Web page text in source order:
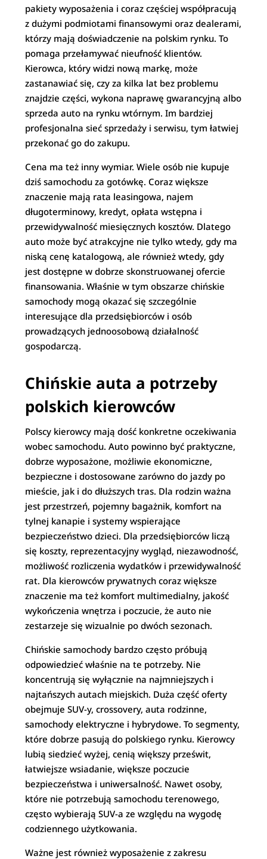
pakiety wyposażenia i coraz częściej współpracują
z dużymi podmiotami finansowymi oraz dealerami,
którzy mają doświadczenie na polskim rynku. To
pomaga przełamywać nieufność klientów.
Kierowca, który widzi nową markę, może
zastanawiać się, czy za kilka lat bez problemu
znajdzie części, wykona naprawę gwarancyjną albo
sprzeda auto na rynku wtórnym. Im bardziej
profesjonalna sieć sprzedaży i serwisu, tym łatwiej
przekonać go do zakupu.
Cena ma też inny wymiar. Wiele osób nie kupuje
dziś samochodu za gotówkę. Coraz większe
znaczenie mają rata leasingowa, najem
długoterminowy, kredyt, opłata wstępna i
przewidywalność miesięcznych kosztów. Dlatego
auto może być atrakcyjne nie tylko wtedy, gdy ma
niską cenę katalogową, ale również wtedy, gdy
jest dostępne w dobrze skonstruowanej ofercie
finansowania. Właśnie w tym obszarze chińskie
samochody mogą okazać się szczególnie
interesujące dla przedsiębiorców i osób
prowadzących jednoosobową działalność
gospodarczą.
Chińskie auta a potrzeby
polskich kierowców
Polscy kierowcy mają dość konkretne oczekiwania
wobec samochodu. Auto powinno być praktyczne,
dobrze wyposażone, możliwie ekonomiczne,
bezpieczne i dostosowane zarówno do jazdy po
mieście, jak i do dłuższych tras. Dla rodzin ważna
jest przestrzeń, pojemny bagażnik, komfort na
tylnej kanapie i systemy wspierające
bezpieczeństwo dzieci. Dla przedsiębiorców liczą
się koszty, reprezentacyjny wygląd, niezawodność,
możliwość rozliczenia wydatków i przewidywalność
rat. Dla kierowców prywatnych coraz większe
znaczenie ma też komfort multimedialny, jakość
wykończenia wnętrza i poczucie, że auto nie
zestarzeje się wizualnie po dwóch sezonach.
Chińskie samochody bardzo często próbują
odpowiedzieć właśnie na te potrzeby. Nie
koncentrują się wyłącznie na najmniejszych i
najtańszych autach miejskich. Duża część oferty
obejmuje SUV-y, crossovery, auta rodzinne,
samochody elektryczne i hybrydowe. To segmenty,
które dobrze pasują do polskiego rynku. Kierowcy
lubią siedzieć wyżej, cenią większy prześwit,
łatwiejsze wsiadanie, większe poczucie
bezpieczeństwa i uniwersalność. Nawet osoby,
które nie potrzebują samochodu terenowego,
często wybierają SUV-a ze względu na wygodę
codziennego użytkowania.
Ważne jest również wyposażenie z zakresu